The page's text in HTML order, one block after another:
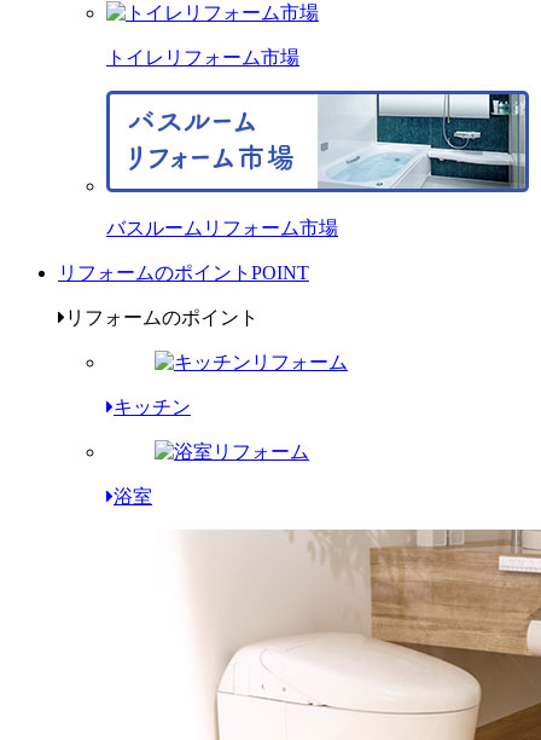
トイレリフォーム市場
バスルームリフォーム市場
リフォームのポイント POINT
リフォームのポイント
キッチン
浴室